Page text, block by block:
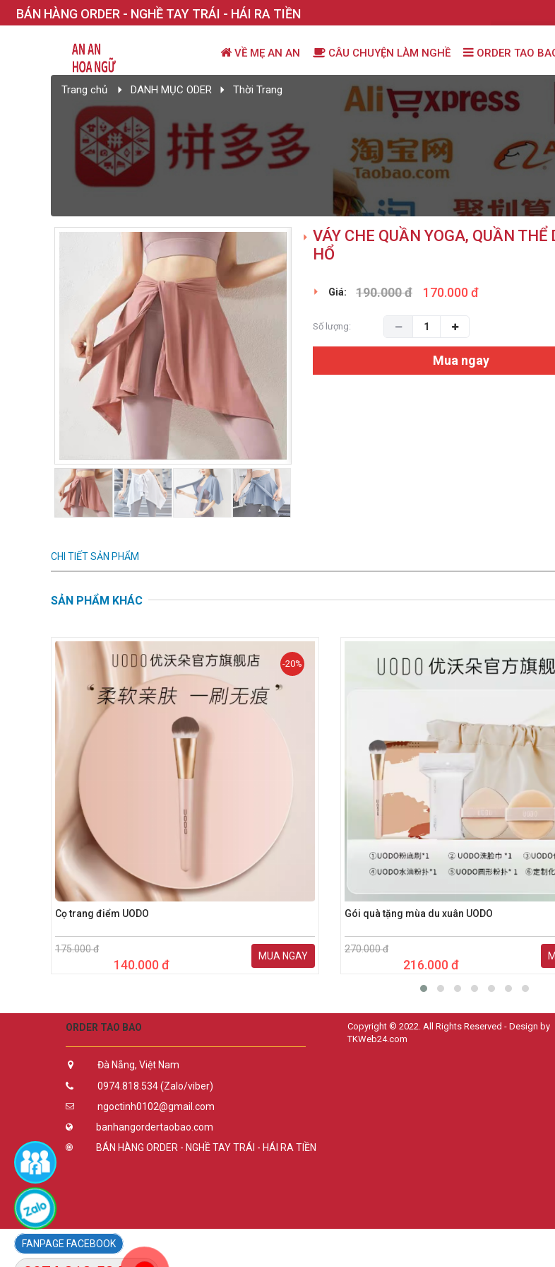
BÁN HÀNG ORDER - NGHỀ TAY TRÁI - HÁI RA TIỀN
VỀ MẸ AN AN CÂU CHUYỆN LÀM NGHỀ ORDER TAO
Trang chủ DANH MỤC ODER Thời Trang
VÁY CHE QUẦN YOGA, QUẦN
HỔ
Giá: 190.000 đ 170.000 đ
Số lượng:
Mua ngay
CHI TIẾT SẢN PHẨM
SẢN PHẨM KHÁC
-20%
Cọ trang điểm UODO
175.000 đ
140.000 đ
MUA NGAY
Gói quà tặng mùa du xuân UODO
270.000 đ
216.000 đ
ORDER TAO BAO
Đà Nẵng, Việt Nam
0974.818.534 (Zalo/viber)
ngoctinh0102@gmail.com
banhangordertaobao.com
BÁN HÀNG ORDER - NGHỀ TAY TRÁI - HÁI RA TIỀN
Copyright © 2022. All Rights Reserved - Design by
TKWeb24.com
FACEBOOK